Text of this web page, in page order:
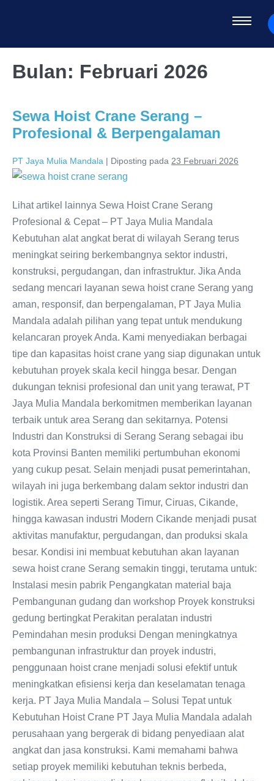
Bulan: Februari 2026
Sewa Hoist Crane Serang –
Profesional & Berpengalaman
PT Jaya Mulia Mandala | Diposting pada 23 Februari 2026
Lihat artikel lainnya Sewa Hoist Crane Serang
Profesional & Cepat – PT Jaya Mulia Mandala
Kebutuhan alat angkat berat di wilayah Serang terus
meningkat seiring berkembangnya sektor industri,
konstruksi, pergudangan, dan infrastruktur. Jika Anda
sedang mencari layanan sewa hoist crane Serang yang
aman, responsif, dan berpengalaman, PT Jaya Mulia
Mandala adalah pilihan yang tepat untuk mendukung
kelancaran proyek Anda. Kami menyediakan berbagai
tipe dan kapasitas hoist crane yang siap digunakan untuk
kebutuhan proyek skala kecil hingga besar. Dengan
dukungan teknisi profesional dan unit yang terawat, PT
Jaya Mulia Mandala berkomitmen memberikan layanan
terbaik untuk area Serang dan sekitarnya. Potensi
Industri dan Konstruksi di Serang Serang sebagai ibu
kota Provinsi Banten memiliki pertumbuhan ekonomi
yang cukup pesat. Selain menjadi pusat pemerintahan,
wilayah ini juga berkembang dalam sektor industri dan
logistik. Area seperti Serang Timur, Ciruas, Cikande,
hingga kawasan industri Modern Cikande menjadi pusat
aktivitas manufaktur, pergudangan, dan produksi skala
besar. Kondisi ini membuat kebutuhan akan layanan
sewa hoist crane Serang semakin tinggi, terutama untuk:
Instalasi mesin pabrik Pengangkatan material baja
Pembangunan gudang dan workshop Proyek konstruksi
gedung bertingkat Perakitan peralatan industri
Pemindahan mesin produksi Dengan meningkatnya
pembangunan infrastruktur dan proyek industri,
penggunaan hoist crane menjadi solusi efektif untuk
meningkatkan efisiensi kerja dan keselamatan tenaga
kerja. PT Jaya Mulia Mandala – Solusi Tepat untuk
Kebutuhan Hoist Crane PT Jaya Mulia Mandala adalah
perusahaan yang bergerak di bidang penyediaan alat
angkat dan jasa konstruksi. Kami memahami bahwa
setiap proyek memiliki kebutuhan teknis berbeda,